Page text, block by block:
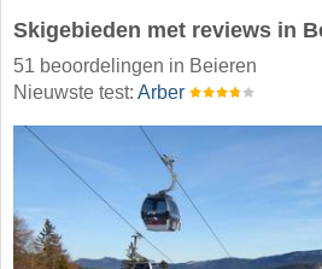
Skigebieden met reviews in
51 beoordelingen in Beieren
Nieuwste test: Arber